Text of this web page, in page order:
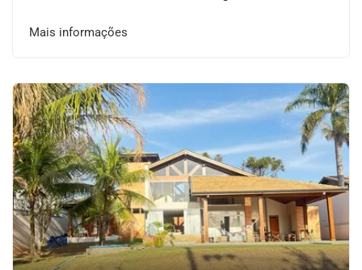
Mais informações